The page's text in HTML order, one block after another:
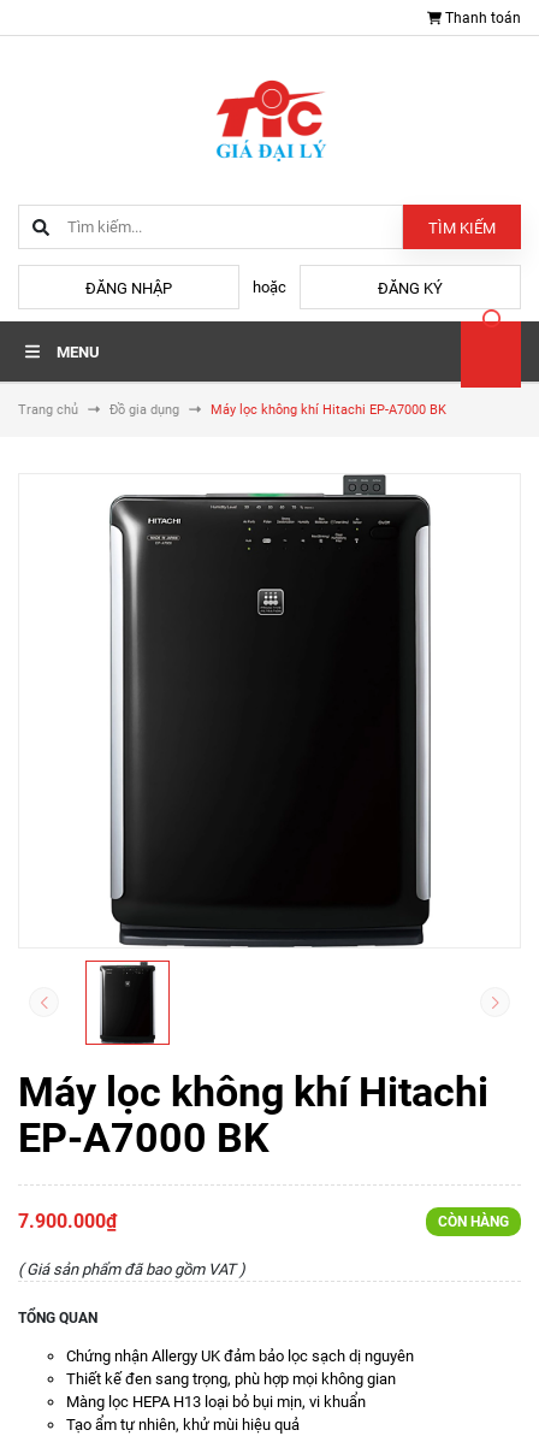
Thanh toán
TÌM KIẾM
ĐĂNG NHẬP hoặc ĐĂNG KÝ
MENU
Trang chủ Đồ gia dụng Máy lọc không khí Hitachi EP-A7000 BK
Máy lọc không khí Hitachi
EP-A7000 BK
7.900.000₫ CÒN HÀNG
( Giá sản phẩm đã bao gồm VAT )
TỔNG QUAN
Chứng nhận Allergy UK đảm bảo lọc sạch dị nguyên
Thiết kế đen sang trọng, phù hợp mọi không gian
Màng lọc HEPA H13 loại bỏ bụi mịn, vi khuẩn
Tạo ẩm tự nhiên, khử mùi hiệu quả